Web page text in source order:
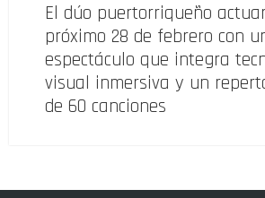
El dúo puertorriqueño
próximo 28 de febrero con
espectáculo que integra
visual inmersiva y un
de 60 canciones